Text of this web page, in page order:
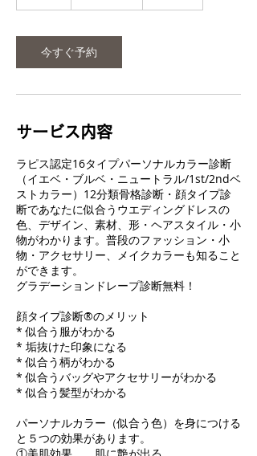
今すぐ予約
サービス内容
ラピス認定16タイプパーソナルカラー診断
（イエベ・ブルベ・ニュートラル/1st/2ndベ
ストカラー）12分類骨格診断・顔タイプ診
断であなたに似合うウエディングドレスの
色、デザイン、素材、形・ヘアスタイル・小
物がわかります。普段のファッション・小
物・アクセサリー、メイクカラーも知ること
ができます。
グラデーションドレープ診断無料！
顔タイプ診断®のメリット
* 似合う服がわかる
* 垢抜けた印象になる
* 似合う柄がわかる
* 似合うバッグやアクセサリーがわかる
* 似合う髪型がわかる
パーソナルカラー（似合う色）を身につける
と５つの効果があります。